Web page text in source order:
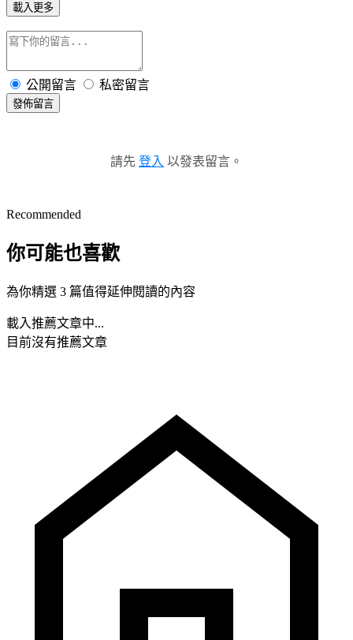
載入更多
公開留言 私密留言
發佈留言
請先 登入 以發表留言。
Recommended
你可能也喜歡
為你精選 3 篇值得延伸閱讀的內容
載入推薦文章中...
目前沒有推薦文章